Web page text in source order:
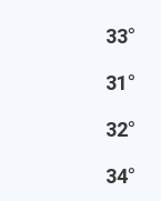
33°
31°
32°
34°